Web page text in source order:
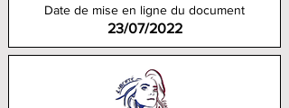
Date de mise en ligne du document
23/07/2022